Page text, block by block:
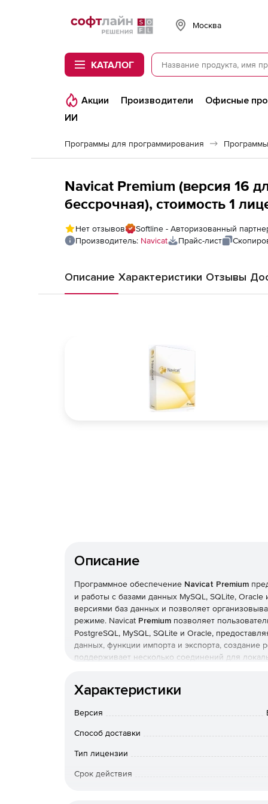
Softline
Москва
КАТАЛОГ
Акции Производители Офисные
ИИ
Программы для программирования
Navicat Premium (версия 16
бессрочная), стоимость 1
Нет отзывов
Softline - Авторизованный
Производитель: Navicat Прайс-лист
Описание Характеристики Отзывы
Описание
Программное обеспечение Navicat Premium
и работы с базами данных MySQL, SQLite,
версиями баз данных и позволяет
режиме. Navicat Premium позволяет
PostgreSQL, MySQL, SQLite и Oracle,
данных, функции импорта и экспорта,
поддерживает несколько соединений для
Основные возможности:
Поддержка протокола HTTP для связи с
Быстрое открытие базы данных после
Характеристики
Версия
Способ доставки
Тип лицензии
Срок действия